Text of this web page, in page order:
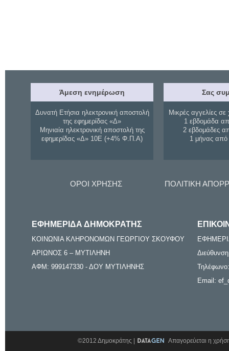
Άμεση ενημέρωση
Δυνατή Ετήσια ηλεκτρονική αποστολή
της εφημερίδας «Δ»
Μηνιαία ηλεκτρονική αποστολή της
εφημερίδας «Δ» 10Ε (+4% Φ.Π.Α)
Σας
Μικρές αγγελίες σε
1 εβδομάδα
2 εβδομάδες
1 μήνας
ΟΡΟΙ ΧΡΗΣΗΣ ΠΟΛΙΤΙΚΗ
ΕΦΗΜΕΡΙΔΑ ΔΗΜΟΚΡΑΤΗΣ
ΚΟΙΝΩΝΙΑ ΚΛΗΡΟΝΟΜΩΝ ΓΕΩΡΓΙΟΥ ΣΚΟΥΦΟΥ
ΑΡΙΩΝΟΣ 6 – ΜΥΤΙΛΗΝΗ
ΑΦΜ: 999147330 - ΔΟΥ ΜΥΤΙΛΗΝΗΣ
Email:
©2012 Δημοκράτης | Απαγορεύεται η